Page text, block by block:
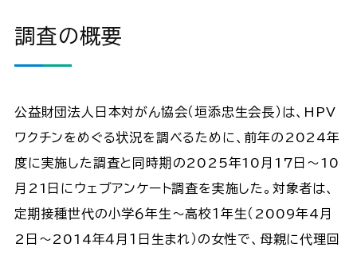
調査の概要
公益財団法人日本対がん協会（垣添忠生会長）は、HPV
ワクチンをめぐる状況を調べるために、前年の2024年
度に実施した調査と同時期の2025年10月17日～10
月21日にウェブアンケート調査を実施した。対象者は、
定期接種世代の小学６年生～高校１年生（2009年4月
2日～2014年４月１日生まれ）の女性で、母親に代理回